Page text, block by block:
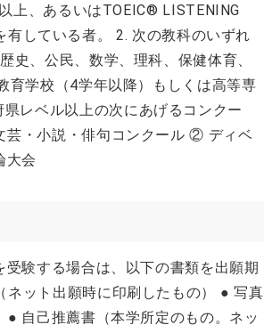
上、あるいはTOEIC® LISTENING
有している者。 2. 次の教科のいずれ
史、公民、数学、理科、保健体育、
育学校（4学年以降）もしくは高等専
レベル以上の次にあげるコンクー
・小説・俳句コンクール ② ディベ
大会
験する場合は、以下の書類を出願期
ット出願時に印刷したもの） ● 写真
自己推薦書（本学所定のもの。ネッ